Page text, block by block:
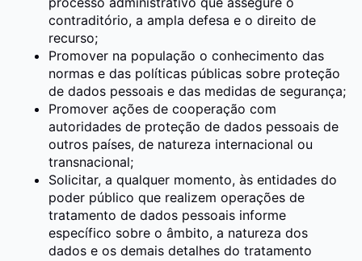
contraditório, a ampla defesa e o direito de
recurso;
Promover na população o conhecimento das
normas e das políticas públicas sobre proteção
de dados pessoais e das medidas de segurança;
Promover ações de cooperação com
autoridades de proteção de dados pessoais de
outros países, de natureza internacional ou
transnacional;
Solicitar, a qualquer momento, às entidades do
poder público que realizem operações de
tratamento de dados pessoais informe
específico sobre o âmbito, a natureza dos
dados e os demais detalhes do tratamento